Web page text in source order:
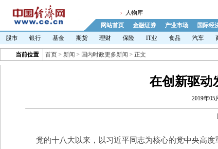
人物库
网站首页
金融证券 产业市场
国际经
股市
银行 基金 期货 理财 保险 IT业 食品 汽车
当前位置 首页 > 新闻 > 国内时政更多新闻 > 正文
在创新驱动
2019年05
党的十八大以来，以习近平同志为核心的党中央高度